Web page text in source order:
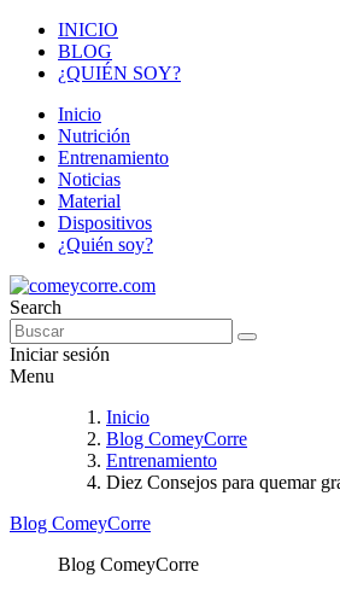
INICIO
BLOG
¿QUIÉN SOY?
Inicio
Nutrición
Entrenamiento
Noticias
Material
Dispositivos
¿Quién soy?
Search
Iniciar sesión
Menu
Inicio
Blog ComeyCorre
Entrenamiento
Diez Consejos para quemar
Blog ComeyCorre
Blog ComeyCorre